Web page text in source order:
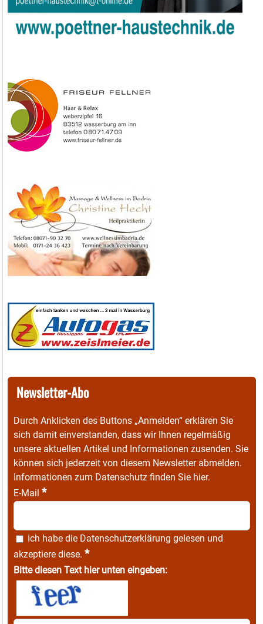
Newsletter-Abo
Durch Anklicken des Buttons „Anmelden“ erklären Sie
sich damit einverstanden, dass wir Ihnen regelmäßig
unsere aktuellen Artikel und Informationen zusenden. Sie
können sich jederzeit von diesem Newsletter abmelden.
Informationen zum Datenschutz finden Sie hier.
E-Mail *
Ich habe die Datenschutzerklärung gelesen und
akzeptiere diese. *
Bitte diesen Text hier unten eingeben: